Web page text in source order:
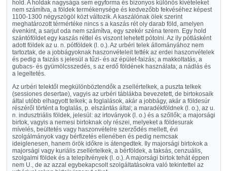
hold. A holdak nagysága sem egyforma és bizonyos különös kivételeket
nem számítva, a földek termékenysége és kedvezőbb fekvéséhez képest
1100-1300 négyszögöl közt változik. A kaszálónak ölek szerint
meghatározott térmértéke nincs s a kaszás rét oly darab föld, amelyen
évenkint, a sarjut oda nem számítva, egy szekér széna terem. Egy hold
szántóföldet egy kaszás réttel és viszont lehetett pótolni. Az ily pótlásként
adott földek az u. n. pótföldek (l. o.). Az urbéri telek állományához nem
tartoztak, de a jobbágyoknak haszonvételeit tették az erdei haszonvételek
és pedig a faizás s jelesül a tűzi- és az épület-faizás; a makkoltatás, a
gubacs- és gyümölcsszedés, s az erdő földének használata; a nádlás és
a legeltetés.
Az urbéri telektől megkülönböztendők a zsellértelkek, a puszta telkek
(sessiones desertae), vagyis az urbéri táblákba bevezetett, de birtokosaik
által utóbb elhagyott telkek; a foglalások, akár a jobbágy, akár a földesúr
részéről történt a foglalás, p. elszántás által; a maradékföldnek (l. o.), az u.
n. indusztriális földek, jelesül: az irtoványok (l. o.) és a szőllők; a majorsági
birtok, vagyis a nemesi birtoknak oly részei, melyeket a földesurak
mívelés, beültetés vagy haszonvételre szerződés mellett, évi
szolgálmányok vagy bérfizetés ellenében és pedig nemcsak
ideiglenesen, hanem örök időkre is átengedtek. Ily majorsági birtokok a
majorsági vagy kuriális zsellértelkek, a bérföldek, a taksás, cenzuális,
szolgalmi földek és a telepítvények (l. o.). A majorsági birtok tehát éppen
nem U., de az azzal egybekapcsolt szolgáltatásokra való tekintettel az